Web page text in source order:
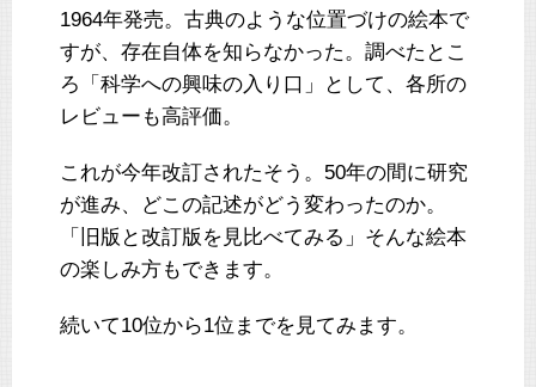
1964年発売。古典のような位置づけの絵本で
すが、存在自体を知らなかった。調べたとこ
ろ「科学への興味の入り口」として、各所の
レビューも高評価。
これが今年改訂されたそう。50年の間に研究
が進み、どこの記述がどう変わったのか。
「旧版と改訂版を見比べてみる」そんな絵本
の楽しみ方もできます。
続いて10位から1位までを見てみます。